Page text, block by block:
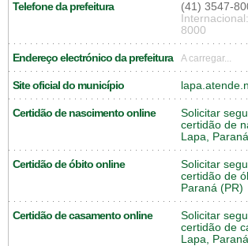
Telefone da prefeitura
(41) 3547-
8000
Endereço electrónico da prefeitura A carregar...
Site oficial do município
Certidão de nascimento online
Solicitar
certidão de
Lapa,
Certidão de óbito online
Solicitar
certidão de
Paraná (PR)
Certidão de casamento online
Solicitar
certidão de
Lapa,